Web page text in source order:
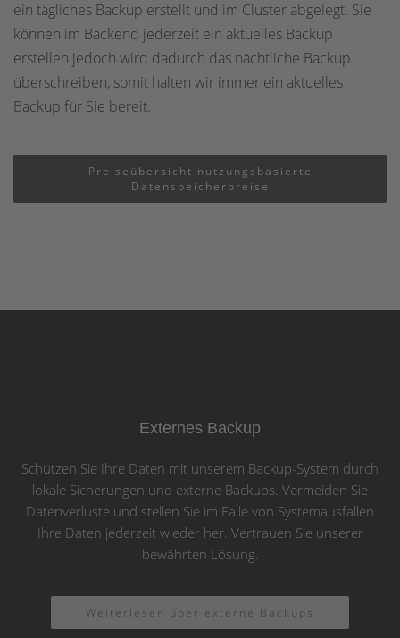
ein tägliches Backup erstellt und im Cluster abgelegt. Sie
können im Backend jederzeit ein aktuelles Backup
erstellen jedoch wird dadurch das nächtliche Backup
überschreiben, somit halten wir immer ein aktuelles
Backup für Sie bereit.
Preiseübersicht nutzungsbasierte
Datenspeicherpreise
Externes Backup
Schützen Sie Ihre Daten mit unserem Backup-System durch
lokale Sicherungen und externe Backups. Vermeiden Sie
Datenverluste und stellen Sie im Falle von Systemausfällen
Ihre Daten jederzeit wieder her. Vertrauen Sie unserer
bewährten Lösung.
Weiterlesen über externe Backups